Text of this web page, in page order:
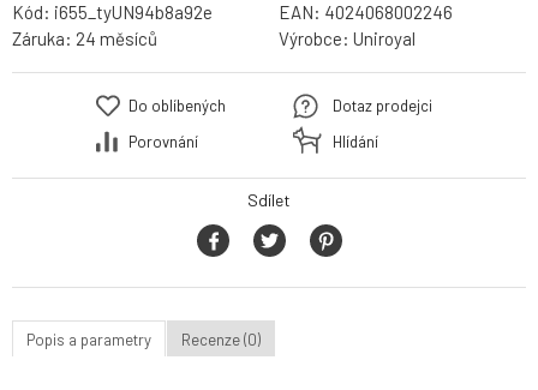
Kód: i655_tyUN94b8a92e EAN: 4024068002246
Záruka: 24 měsíců Výrobce: Uniroyal
Do oblíbených
Porovnání
Dotaz prodejci
Hlídání
Sdílet
Popis a parametry Recenze (0)